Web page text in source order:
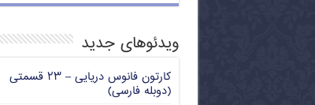
ویدئوهای جدید
کارتون فانوس دریایی – ۲۳ قسمتی
(دوبله فارسی)